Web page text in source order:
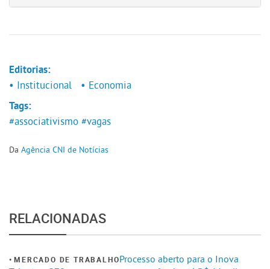
Editorias:
• Institucional
• Economia
Tags:
#associativismo #vagas
Da Agência CNI de Notícias
RELACIONADAS
MERCADO DE TRABALHOProcesso aberto para o Inova